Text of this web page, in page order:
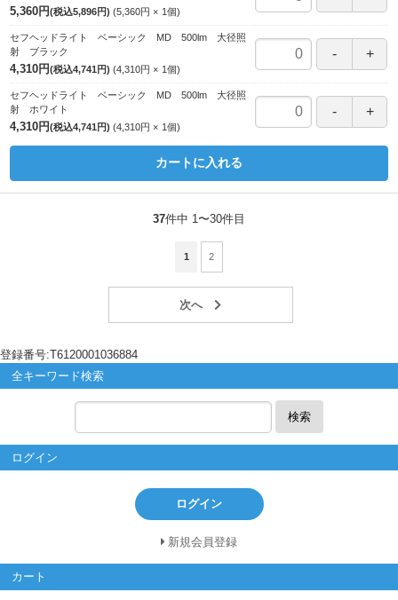
5,360円(税込5,896円) 5,360円 1 個
セフヘッドライト ベーシック MD 500lm 大径照
射 ブラック
4,310円(税込4,741円) 4,310円 1 個
セフヘッドライト ベーシック MD 500lm 大径照
射 ホワイト
4,310円(税込4,741円) 4,310円 1 個
カートに入れる
37件中 1〜30件目
1 2
登録番号:T6120001036884
全キーワード検索
検索
ログイン
ログイン
新規会員登録
カート